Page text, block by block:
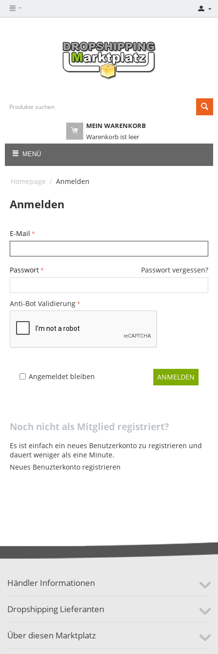
MEIN WARENKORB
Warenkorb ist leer
MENÜ
Homepage / Anmelden
Anmelden
E-Mail
Passwort Passwort vergessen?
Anti-Bot Validierung
ANMELDEN
Angemeldet bleiben
Noch nicht als Mitglied registriert?
Es ist einfach ein neues Benutzerkonto zu registrieren und
dauert weniger als eine Minute.
Neues Benuzterkonto registrieren
Händler Informationen
Dropshipping Lieferanten
Über diesen Marktplatz